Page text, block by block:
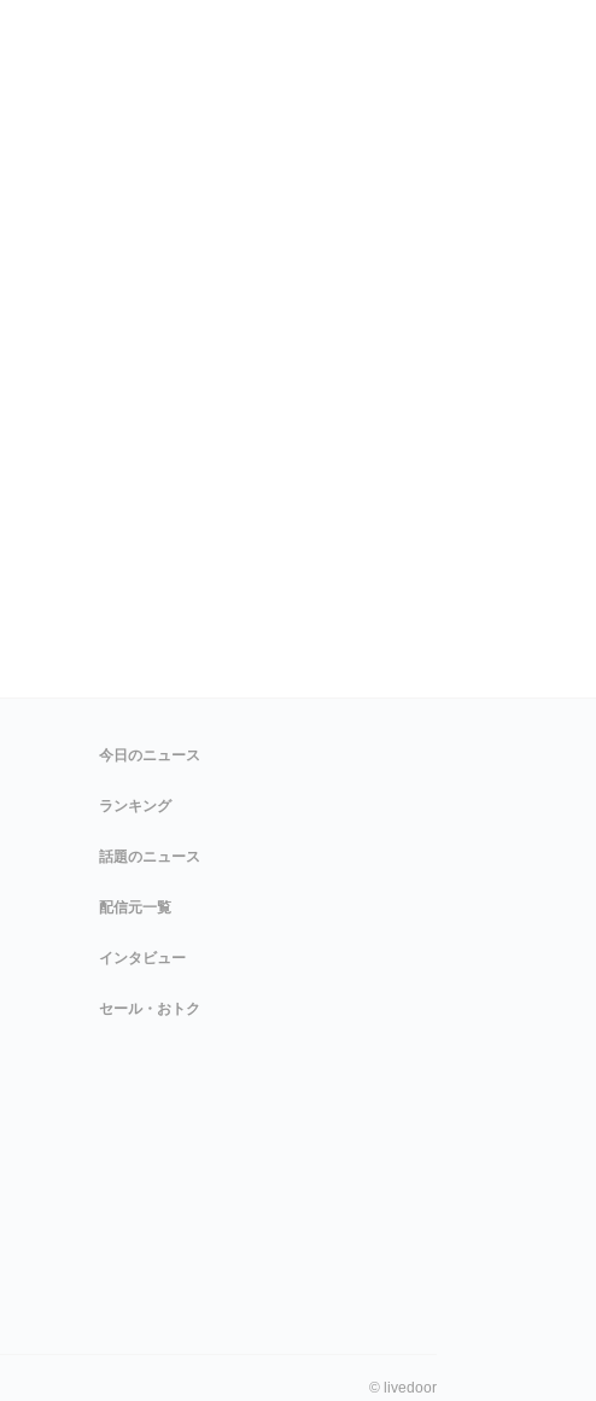
今日のニュース
ランキング
話題のニュース
配信元一覧
インタビュー
セール・おトク
© livedoor